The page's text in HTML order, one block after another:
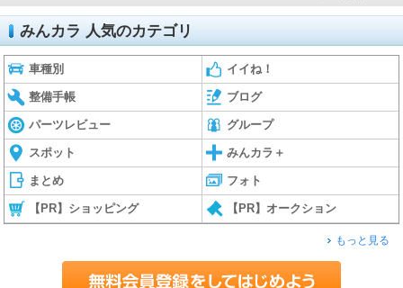
みんカラ 人気のカテゴリ
車種別 イイね！
整備手帳 ブログ
パーツレビュー グループ
スポット みんカラ＋
まとめ フォト
【PR】ショッピング 【PR】オークション
もっと見る